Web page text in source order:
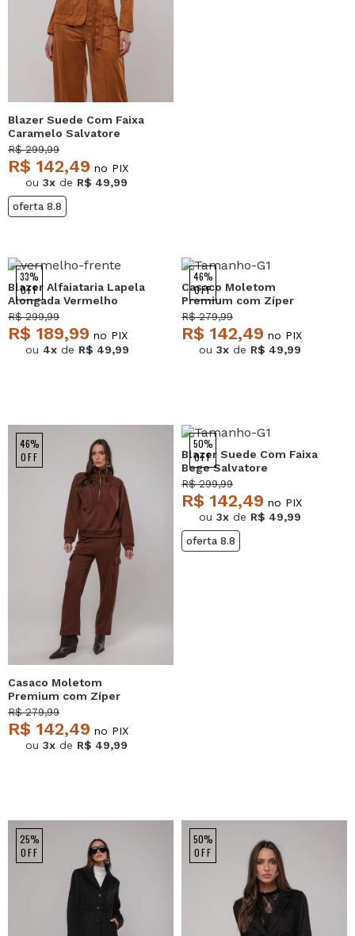
Blazer Suede Com Faixa
Caramelo Salvatore
R$ 299,99
R$ 142,49 no PIX
ou 3x de R$ 49,99
oferta 8.8
33%
OFF
Blazer Alfaiataria Lapela
Alongada Vermelho
Salvatore
R$ 299,99
R$ 189,99 no PIX
ou 4x de R$ 49,99
46%
OFF
Casaco Moletom
Premium com Zíper
Caramelo Salvatore
R$ 279,99
R$ 142,49 no PIX
ou 3x de R$ 49,99
46%
OFF
Casaco Moletom
Premium com Zíper
Marrom Salvatore
R$ 279,99
R$ 142,49 no PIX
ou 3x de R$ 49,99
50%
OFF
Blazer Suede Com Faixa
Bege Salvatore
R$ 299,99
R$ 142,49 no PIX
ou 3x de R$ 49,99
oferta 8.8
25%
OFF
50%
OFF